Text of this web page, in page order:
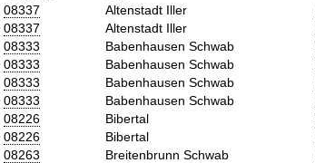
08337
Altenstadt Iller
08337
Altenstadt Iller
08333
Babenhausen Schwab
08333
Babenhausen Schwab
08333
Babenhausen Schwab
08333
Babenhausen Schwab
08226
Bibertal
08226
Bibertal
08263
Breitenbrunn Schwab